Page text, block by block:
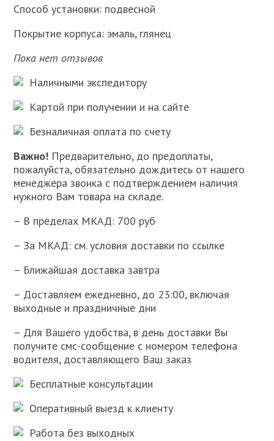
Способ установки: подвесной
Покрытие корпуса: эмаль, глянец
Пока нет отзывов
Наличными экспедитору
Картой при получении и на сайте
Безналичная оплата по счету
Важно! Предварительно, до предоплаты,
пожалуйста, обязательно дождитесь от нашего
менеджера звонка с подтверждением наличия
нужного Вам товара на складе.
– В пределах МКАД: 700 руб
– За МКАД: см. условия доставки по ссылке
– Ближайшая доставка завтра
– Доставляем ежедневно, до 23:00, включая
выходные и праздничные дни
– Для Вашего удобства, в день доставки Вы
получите смс-сообщение с номером телефона
водителя, доставляющего Ваш заказ
Бесплатные консультации
Оперативный выезд к клиенту
Работа без выходных